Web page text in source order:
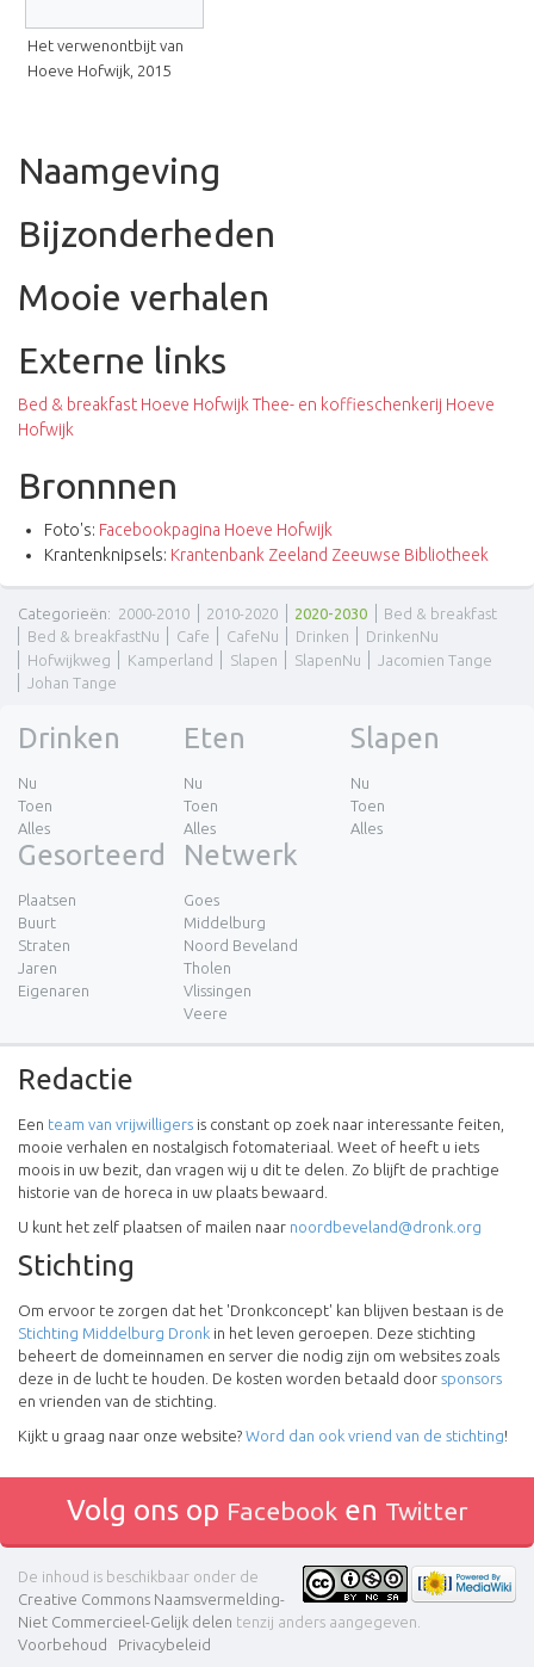
Het verwenontbijt van
Hoeve Hofwijk, 2015
Naamgeving
Bijzonderheden
Mooie verhalen
Externe links
Bed & breakfast Hoeve HofwijkThee- en koffieschenkerij Hoeve
Hofwijk
Bronnnen
Foto's: Facebookpagina Hoeve Hofwijk
Krantenknipsels: Krantenbank Zeeland Zeeuwse Bibliotheek
Categorieën: 2000-2010 2010-2020 2020-2030
Bed & breakfast
Bed & breakfastNu
Cafe CafeNu Drinken
DrinkenNu
Hofwijkweg
Kamperland Slapen SlapenNu
Jacomien Tange
Johan Tange
Drinken
Nu
Toen
Alles
Eten
Nu
Toen
Alles
Slapen
Nu
Toen
Alles
Gesorteerd
Plaatsen
Buurt
Straten
Jaren
Eigenaren
Netwerk
Goes
Middelburg
Noord Beveland
Tholen
Vlissingen
Veere
Redactie
Een team van vrijwilligers is constant op zoek naar interessante feiten,
mooie verhalen en nostalgisch fotomateriaal. Weet of heeft u iets
moois in uw bezit, dan vragen wij u dit te delen. Zo blijft de prachtige
historie van de horeca in uw plaats bewaard.
U kunt het zelf plaatsen of mailen naar noordbeveland@dronk.org
Stichting
Om ervoor te zorgen dat het 'Dronkconcept' kan blijven bestaan is de
Stichting Middelburg Dronk in het leven geroepen. Deze stichting
beheert de domeinnamen en server die nodig zijn om websites zoals
deze in de lucht te houden. De kosten worden betaald door sponsors
en vrienden van de stichting.
Kijkt u graag naar onze website? Word dan ook vriend van de stichting!
Volg ons op Facebooken Twitter
De inhoud is beschikbaar onder de
Creative Commons Naamsvermelding-
Niet Commercieel-Gelijk delen tenzij anders aangegeven.
Voorbehoud
Privacybeleid